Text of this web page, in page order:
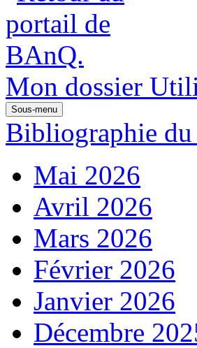
Mon dossier
Sous-menu
Bibliographie du
Mai 2026
Avril 2026
Mars 2026
Février 2026
Janvier 2026
Décembre